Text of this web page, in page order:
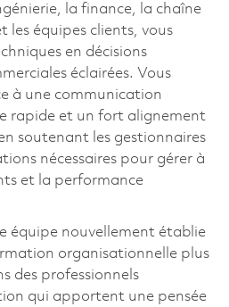
la finance, la chaîne
les équipes clients, vous
en décisions
éclairées. Vous
à une communication
rapide et un fort alignement
soutenant les gestionnaires
nécessaires pour gérer à
et la performance
équipe nouvellement établie
organisationnelle plus
des professionnels
qui apportent une pensée